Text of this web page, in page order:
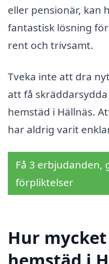
eller pensionär, kan
fantastisk lösning
rent och trivsamt.
Tveka inte att dra
att få
hemstäd i Hällnäs.
har aldrig varit
Få 3 erbjudanden,
förpliktelser
Hur